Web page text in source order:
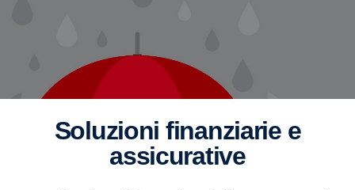
Soluzioni finanziarie e
assicurative